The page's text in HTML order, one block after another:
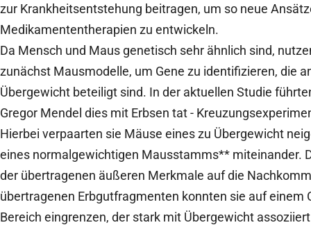
zur Krankheitsentstehung beitragen, um so neue
Medikamententherapien zu entwickeln.
Da Mensch und Maus genetisch sehr ähnlich sind,
zunächst Mausmodelle, um Gene zu identifizieren, die
Übergewicht beteiligt sind. In der aktuellen Studie
Gregor Mendel dies mit Erbsen tat -
Hierbei verpaarten sie Mäuse eines zu Übergewicht
eines normalgewichtigen Mausstamms** miteinander.
der übertragenen äußeren Merkmale auf die
übertragenen Erbgutfragmenten konnten sie auf einem
Bereich eingrenzen, der stark mit Übergewicht